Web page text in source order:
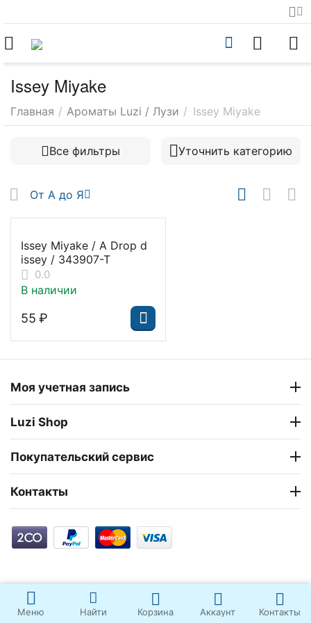
Issey Miyake
Главная / Ароматы Luzi / Лузи / Issey Miyake
Все фильтры Уточнить категорию
От А до Я
Issey Miyake / A Drop d
issey / 343907-T
0.0
В наличии
‍55‍ ₽
Моя учетная запись
Luzi Shop
Покупательский сервис
Контакты
Меню Найти Корзина Аккаунт Контакты